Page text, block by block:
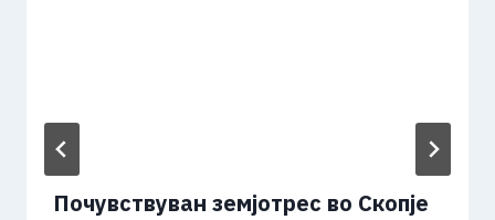
Почувствуван земјотрес во Скопје